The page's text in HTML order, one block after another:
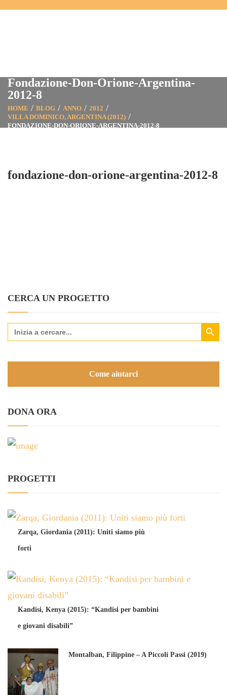
Fondazione-Don-Orione-Argentina-
2012-8
HOME BLOG ANNO
2012
VILLA DOMINICO, ARGENTINA (2012)
FONDAZIONE-DON-ORIONE-ARGENTINA-2012-8
fondazione-don-orione-argentina-2012-8
CERCA UN PROGETTO
Search
for:
Search Button
Come aiutarci
DONA ORA
PROGETTI
Zarqa, Giordania (2011): Uniti siamo più
forti
Kandisi, Kenya (2015): “Kandisi per bambini
e giovani disabili”
Montalban, Filippine – A Piccoli Passi (2019)